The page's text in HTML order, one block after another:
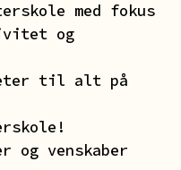
med fokus
og
til alt på
og venskaber